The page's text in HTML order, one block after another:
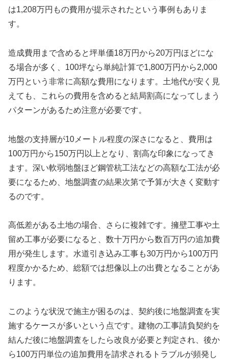
は1,208万円もの費用が提示されたという事例もありま
す。
造成費用まで含めると坪単価18万円から20万円ほどにな
る場合が多く、100坪なら単純計算で1,800万円から2,000
万円という非常に高額な費用になります。土地代が安く見
えても、これらの費用を含めると結局割高になってしまう
パターンがあるため注意が必要です。
地盤の支持層が10メートル程度の深さになると、費用は
100万円から150万円以上となり、割高な印象になってき
ます。深い軟弱地盤ほど鋼管杭工法などの高額な工法が必
要になるため、地盤調査の結果次第で予算が大きく変動す
るのです。
高低差がある土地の場合、さらに複雑です。擁壁工事や土
留め工事が必要になると、数十万円から数百万円の追加費
用が発生します。水道引き込み工事も30万円から100万円
程度かかるため、総額では想像以上の出費となることがあ
ります。
このような状況で施主が困るのは、契約後に地盤調査を実
施するケースが多いという点です。建物の工事請負契約を
結んだ後に地盤調査をしたら改良が必要と判定され、後か
ら100万円単位の追加費用を請求されるトラブルが頻発し